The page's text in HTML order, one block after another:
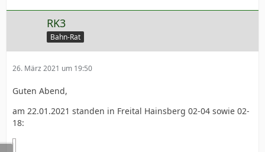
RK3
Bahn-Rat
26. März 2021 um 19:50
Guten Abend,
am 22.01.2021 standen in Freital Hainsberg 02-04 sowie 02-
18: